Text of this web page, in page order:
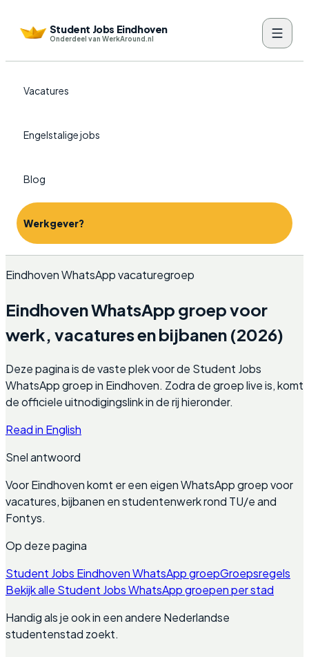
Student Jobs Eindhoven
Onderdeel van WerkAround.nl
Vacatures
Engelstalige jobs
Blog
Werkgever?
Eindhoven WhatsApp vacaturegroep
Eindhoven WhatsApp groep voor
werk, vacatures en bijbanen (2026)
Deze pagina is de vaste plek voor de Student Jobs
WhatsApp groep in Eindhoven. Zodra de groep live is, komt
de officiele uitnodigingslink in de rij hieronder.
Read in English
Snel antwoord
Voor Eindhoven komt er een eigen WhatsApp groep voor
vacatures, bijbanen en studentenwerk rond TU/e and
Fontys.
Op deze pagina
Student Jobs Eindhoven WhatsApp groepGroepsregels
Bekijk alle Student Jobs WhatsApp groepen per stad
Handig als je ook in een andere Nederlandse
studentenstad zoekt.